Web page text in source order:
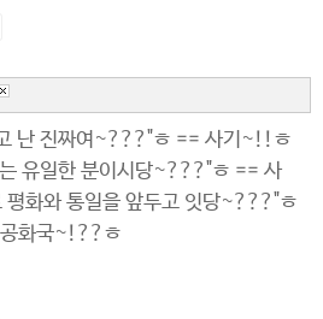
난 진짜여~???"ㅎ == 사기~!!ㅎ
유일한 분이시당~???"ㅎ == 사
화와 통일을 앞두고 잇당~???"ㅎ
화국~!??ㅎ